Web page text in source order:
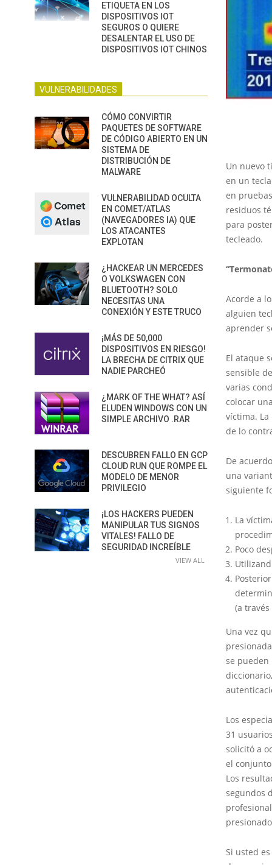
Un nuevo
en un
en
residuos
para
tecleado.
Acorde a
alguien
aprender
El ataque
sensible
varias
colocar
víctima.
de lo
De
una
siguiente
La
Poco
(a
Una vez
se pueden
Los
31
solicitó a
el
Los
segundos
Si usted
ETIQUETA EN LOS
DISPOSITIVOS IOT
SEGUROS O QUIERE
DESALENTAR EL USO DE
DISPOSITIVOS IOT CHINOS
VULNERABILIDADES
CÓMO CONVIRTIR
PAQUETES DE SOFTWARE
DE CÓDIGO ABIERTO EN UN
SISTEMA DE
DISTRIBUCIÓN DE
MALWARE
VULNERABILIDAD OCULTA
EN COMET/ATLAS
(NAVEGADORES IA) QUE
LOS ATACANTES
EXPLOTAN
¿HACKEAR UN MERCEDES
O VOLKSWAGEN CON
BLUETOOTH? SOLO
NECESITAS UNA
CONEXIÓN Y ESTE TRUCO
¡MÁS DE 50,000
DISPOSITIVOS EN RIESGO!
LA BRECHA DE CITRIX QUE
NADIE PARCHEÓ
¿MARK OF THE WHAT? ASÍ
ELUDEN WINDOWS CON UN
SIMPLE ARCHIVO .RAR
DESCUBREN FALLO EN GCP
CLOUD RUN QUE ROMPE EL
MODELO DE MENOR
PRIVILEGIO
¡LOS HACKERS PUEDEN
MANIPULAR TUS SIGNOS
VITALES! FALLO DE
SEGURIDAD INCREÍBLE
VIEW ALL